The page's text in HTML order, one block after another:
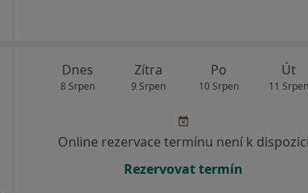
Dnes
8 Srpen
Zítra
9 Srpen
Po
10 Srpen
Út
11 Srpen
Online rezervace termínu není k dispozici
Rezervovat termín